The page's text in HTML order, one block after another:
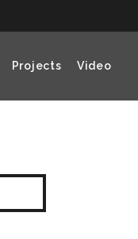
Projects Video